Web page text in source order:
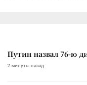
Путин назвал 76-ю
2 минуты назад